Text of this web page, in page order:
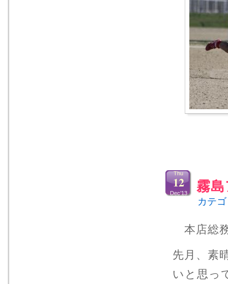
霧
Thu
12
Dec’13
カテ
本店総
先月、素
いと思っ